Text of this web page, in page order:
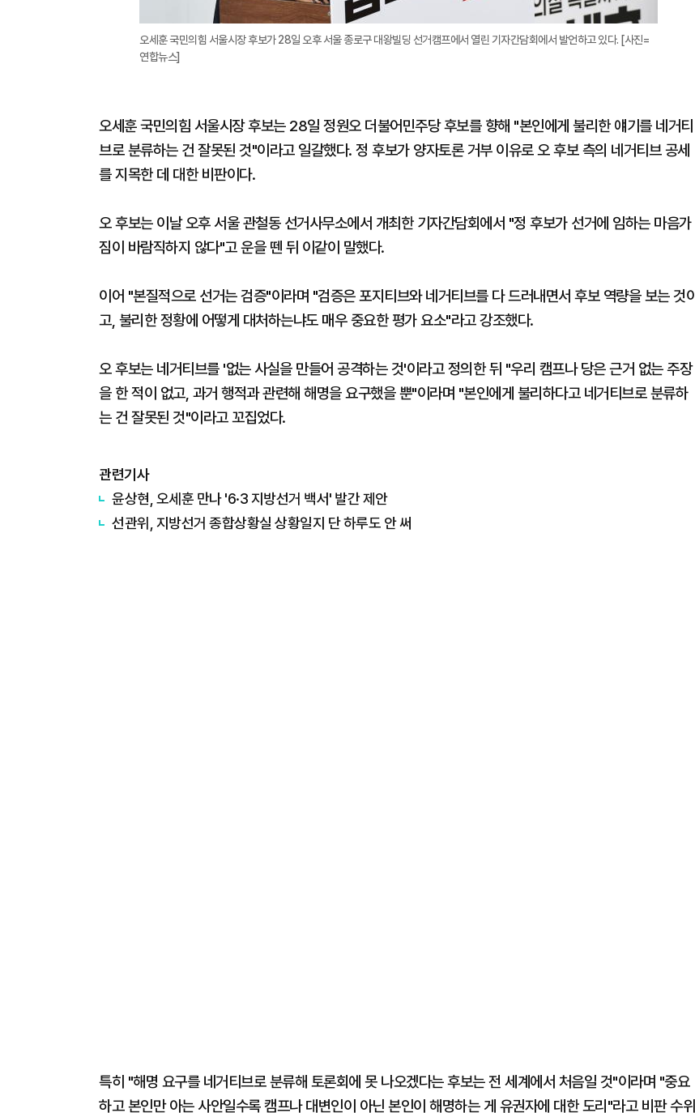
오세훈 국민의힘 서울시장 후보가 28일 오후 서울 종로구 대왕빌딩 선거캠프에서 열린 기자간담회에서 발언하고 있다. [사진=
연합뉴스]
오세훈 국민의힘 서울시장 후보는 28일 정원오 더불어민주당 후보를 향해 ​"본인에게 불리한 얘기를 네거티
브로 분류하는 건 잘못된 것"이라고 일갈했다. 정 후보가 양자토론 거부 이유로 오 후보 측의 네거티브 공세
를 지목한 데 대한 비판이다.
오 후보는 이날 오후 서울 관철동 선거사무소에서 개최한 기자간담회에서 "정 후보가 선거에 임하는 마음가
짐이 바람직하지 않다"고 운을 뗀 뒤 이같이 말했다.
이어 "본질적으로 선거는 검증"이라며 "검증은 포지티브와 네거티브를 다 드러내면서 후보 역량을 보는 것이
고, 불리한 정황에 어떻게 대처하는냐도 매우 중요한 평가 요소"라고 강조했다.
오 후보는 네거티브를 '없는 사실을 만들어 공격하는 것'이라고 정의한 뒤 "우리 캠프나 당은 근거 없는 주장
을 한 적이 없고, 과거 행적과 관련해 해명을 요구했을 뿐"이라며 "본인에게 불리하다고 네거티브로 분류하
는 건 잘못된 것"이라고 꼬집었다.
관련기사
윤상현, 오세훈 만나 '6·3 지방선거 백서' 발간 제안
선관위, 지방선거 종합상황실 상황일지 단 하루도 안 써
특히 "해명 요구를 네거티브로 분류해 토론회에 못 나오겠다는 후보는 전 세계에서 처음일 것"이라며 "중요
하고 본인만 아는 사안일수록 캠프나 대변인이 아닌 본인이 해명하는 게 유권자에 대한 도리"라고 비판 수위